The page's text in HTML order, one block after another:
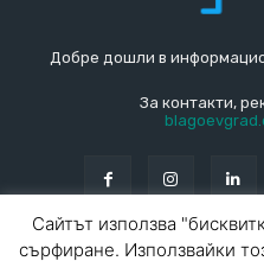
Добре дошли в
За контакти,
Сайтът използва
сърфиране. Използвайки